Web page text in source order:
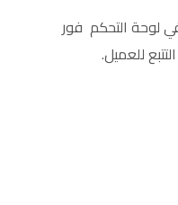
لوحة التحكم فور
للعميل.